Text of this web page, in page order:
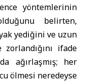
yöntemlerinin
belirten,
yediğini ve uzun
ifade
ağırlaşmış; her
ölmesi neredeyse